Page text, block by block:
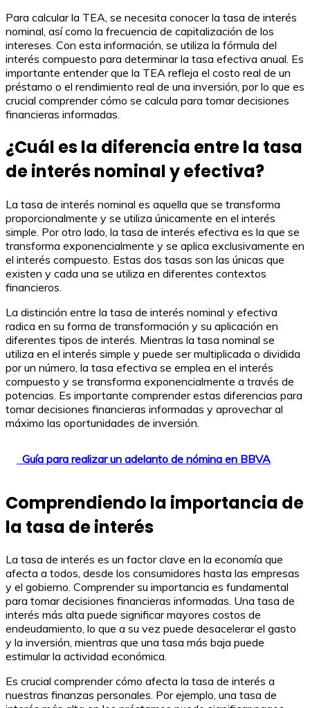
Para calcular la TEA, se necesita conocer la tasa de interés
nominal, así como la frecuencia de capitalización de los
intereses. Con esta información, se utiliza la fórmula del
interés compuesto para determinar la tasa efectiva anual. Es
importante entender que la TEA refleja el costo real de un
préstamo o el rendimiento real de una inversión, por lo que es
crucial comprender cómo se calcula para tomar decisiones
financieras informadas.
¿Cuál es la diferencia entre la tasa
de interés nominal y efectiva?
La tasa de interés nominal es aquella que se transforma
proporcionalmente y se utiliza únicamente en el interés
simple. Por otro lado, la tasa de interés efectiva es la que se
transforma exponencialmente y se aplica exclusivamente en
el interés compuesto. Estas dos tasas son las únicas que
existen y cada una se utiliza en diferentes contextos
financieros.
La distinción entre la tasa de interés nominal y efectiva
radica en su forma de transformación y su aplicación en
diferentes tipos de interés. Mientras la tasa nominal se
utiliza en el interés simple y puede ser multiplicada o dividida
por un número, la tasa efectiva se emplea en el interés
compuesto y se transforma exponencialmente a través de
potencias. Es importante comprender estas diferencias para
tomar decisiones financieras informadas y aprovechar al
máximo las oportunidades de inversión.
Guía para realizar un adelanto de nómina en BBVA
Comprendiendo la importancia de
la tasa de interés
La tasa de interés es un factor clave en la economía que
afecta a todos, desde los consumidores hasta las empresas
y el gobierno. Comprender su importancia es fundamental
para tomar decisiones financieras informadas. Una tasa de
interés más alta puede significar mayores costos de
endeudamiento, lo que a su vez puede desacelerar el gasto
y la inversión, mientras que una tasa más baja puede
estimular la actividad económica.
Es crucial comprender cómo afecta la tasa de interés a
nuestras finanzas personales. Por ejemplo, una tasa de